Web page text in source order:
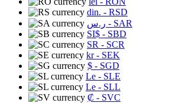
din. - RSD
ر.س - SAR
SI$ - SBD
SR - SCR
kr- SEK
$ - SGD
Le - SLE
Le - SLL
₡ - SVC